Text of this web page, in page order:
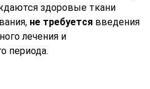
здоровые ткани
не требуется введения
лечения и
периода.